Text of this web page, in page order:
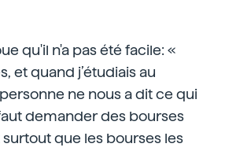
qu'il n'a pas été facile: «
et quand j’étudiais au
ne nous a dit ce qui
demander des bourses
que les bourses les